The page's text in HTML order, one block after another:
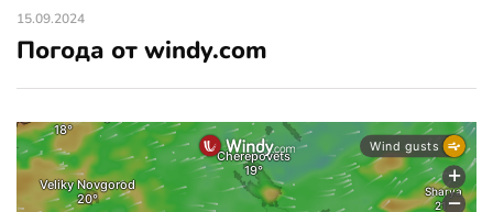
15.09.2024
Погода от windy.com